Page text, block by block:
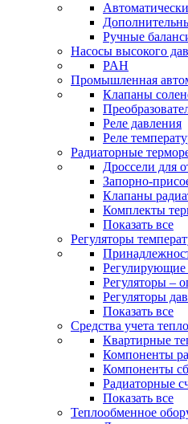
Ручные
Насосы высокого
PAH
Промышленная
Клапаны
Реле давления
Реле
Радиаторные
Дроссели для
Запорно-
Клапаны
Комплекты
Показать все
Регуляторы
Регулирующие
Регуляторы –
Регуляторы
Показать все
Средства учета
Квартирные
Компоненты
Компоненты
Радиаторные
Показать все
Теплообменное